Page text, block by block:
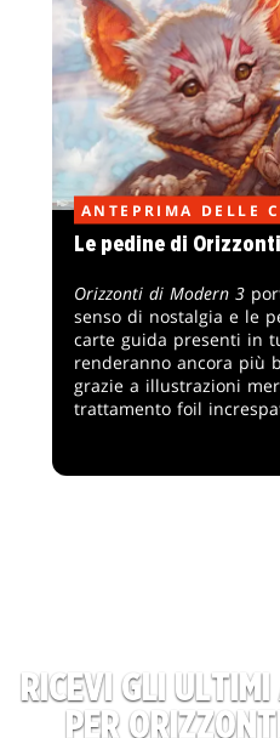
ANTEPRIMA DELLE
Le pedine di
Orizzonti di Modern 3
senso di nostalgia e le
carte guida presenti in
renderanno ancora più
grazie a illustrazioni
trattamento foil
RICEVI GLI
PER